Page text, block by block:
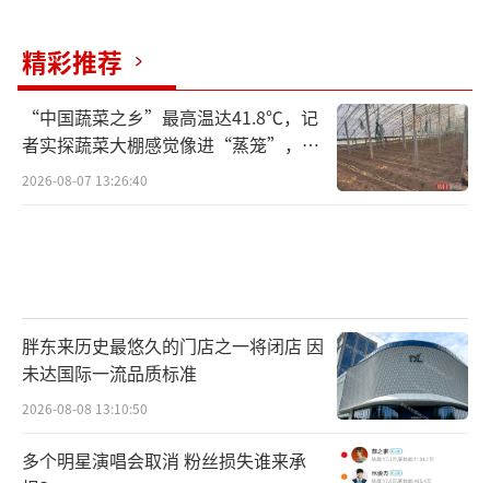
精彩推荐
“中国蔬菜之乡”最高温达41.8℃，记
者实探蔬菜大棚感觉像进“蒸笼”，有
村民称只能凌晨两点起来干活
2026-08-07 13:26:40
胖东来历史最悠久的门店之一将闭店 因
未达国际一流品质标准
2026-08-08 13:10:50
多个明星演唱会取消 粉丝损失谁来承